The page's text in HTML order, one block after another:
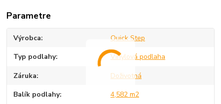
Parametre
Výrobca Quick Step
Typ podlahy Vinylová podlaha
Záruka Doživotná
Balík podlahy 4,582 m2